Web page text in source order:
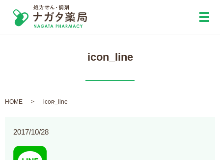
メ
icon_line
HOME icon_line
2017/10/28